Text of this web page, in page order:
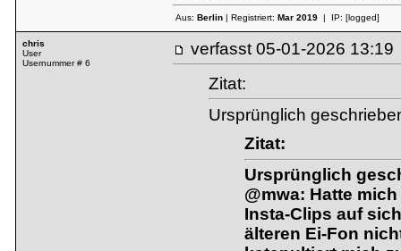
Aus: Berlin| Registriert: Mar 2019| IP: [logged]
chris
User
Usernummer # 6
verfasst 05-01-2026
Zitat:
Ursprünglich
Zitat:
Ursprünglich
@mwa: Hatte
Insta-Clips auf
älteren Ei-Fon